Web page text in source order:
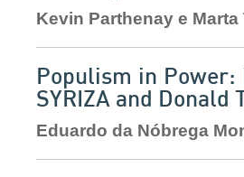
Kevin Parthenay e Marta
Populism in
SYRIZA and Donald
Eduardo da Nóbrega